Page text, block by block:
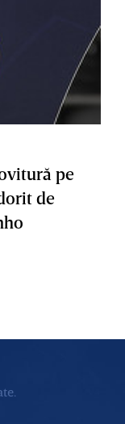
pe
de